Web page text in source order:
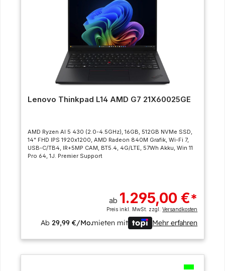
Lenovo Thinkpad L14 AMD G7 21X60025GE
AMD Ryzen AI 5 430 (2.0-4.5GHz), 16GB, 512GB NVMe SSD,
14" FHD IPS 1920x1200, AMD Radeon 840M Grafik, Wi-Fi 7,
USB-C/TB4, IR+5MP CAM, BT5.4, 4G/LTE, 57Wh Akku, Win 11
Pro 64, 1J. Premier Support
ab 1.295,00 €*
Preis inkl. MwSt. zzgl.Versandkosten
Ab29,99 €/Mo.mieten mit Mehr erfahren